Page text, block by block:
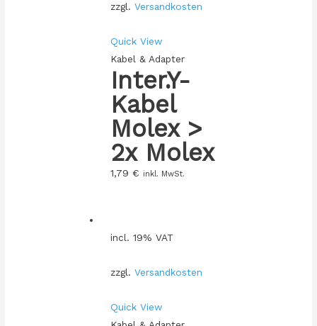
zzgl. Versandkosten
Quick View
Kabel & Adapter
Inter.Y-
Kabel
Molex >
2x Molex
1,79 € inkl. MwSt.
incl. 19% VAT
zzgl. Versandkosten
Quick View